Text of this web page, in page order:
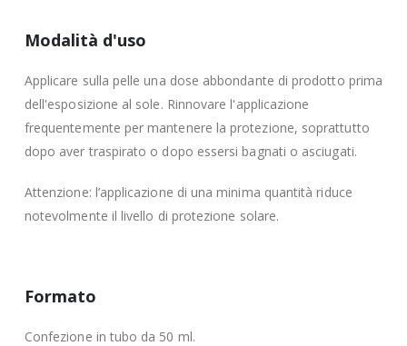
Modalità d'uso
Applicare sulla pelle una dose abbondante di prodotto prima
dell'esposizione al sole. Rinnovare l'applicazione
frequentemente per mantenere la protezione, soprattutto
dopo aver traspirato o dopo essersi bagnati o asciugati.
Attenzione: l’applicazione di una minima quantità riduce
notevolmente il livello di protezione solare.
Formato
Confezione in tubo da 50 ml.